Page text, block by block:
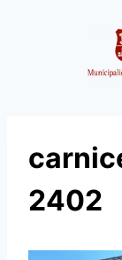
2402